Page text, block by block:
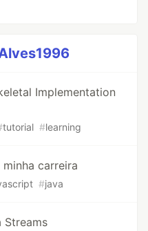
Implementation
tutorial #learning
carreira
#java
Streams